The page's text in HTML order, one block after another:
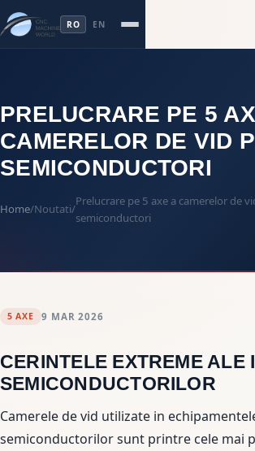
RO EN
PRELUCRARE PE 5
CAMERELOR DE VID
SEMICONDUCTORI
Home/Noutati/
Prelucrare pe 5 axe a camerelor de
semiconductori
5 AXE 9 MAR 2026
CERINTELE EXTREME ALE
SEMICONDUCTORILOR
Camerele de vid utilizate in
semiconductorilor sunt printre cele mai